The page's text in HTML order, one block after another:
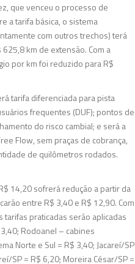
que venceu o processo de
a tarifa básica, o sistema
com outros trechos) terá
km de extensão. Com a
por km foi reduzido para R$
tarifa diferenciada para pista
frequentes (DUF); pontos de
do risco cambial; e será a
Flow, sem praças de cobrança,
de quilômetros rodados.
14,20 sofrerá redução a partir da
entre R$ 3,40 e R$ 12,90. Com
tarifas praticadas serão aplicadas
Rodoanel – cabines
Norte e Sul = R$ 3,40; Jacareí/SP
SP = R$ 6,20; Moreira César/SP =